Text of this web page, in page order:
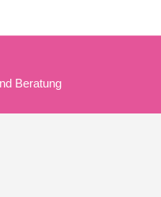
Beratung